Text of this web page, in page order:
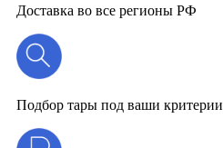
Доставка во все регионы РФ
Подбор тары под ваши критерии